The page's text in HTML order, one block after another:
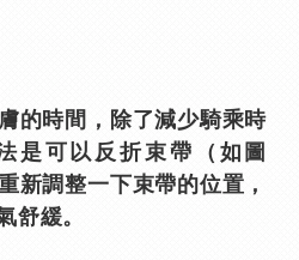
的時間，除了減少騎乘時
是可以反折束帶（如圖
新調整一下束帶的位置，
舒緩。